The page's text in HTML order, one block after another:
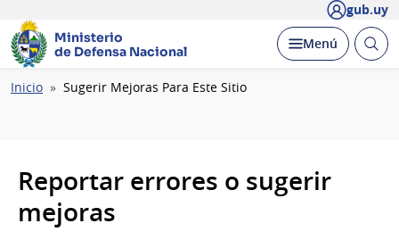
gub.uy
Ministerio
de Defensa Nacional
Desplegar
Menú Abrir
Ruta
Inicio Sugerir Mejoras Para Este Sitio
Reportar errores o sugerir
mejoras